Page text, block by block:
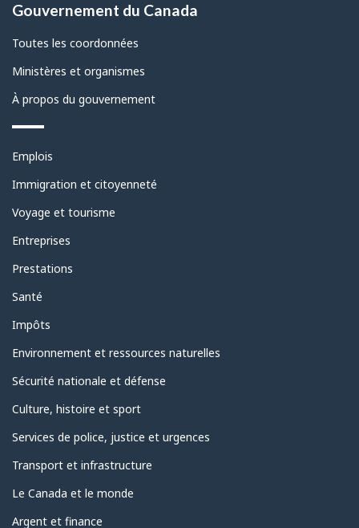
propos
de
ce
Gouvernement du Canada
Toutes les coordonnées
Ministères et organismes
À propos du gouvernement
Thèmes
sujets
Emplois
Immigration et citoyenneté
Voyage et tourisme
Entreprises
Prestations
Santé
Impôts
Environnement et ressources naturelles
Sécurité nationale et défense
Culture, histoire et sport
Services de police, justice et urgences
Transport et infrastructure
Le Canada et le monde
Argent et finance